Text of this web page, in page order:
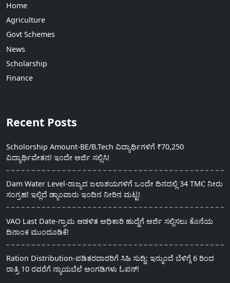
Home
Agriculture
Govt Schemes
News
Scholarship
Finance
Recent Posts
Scholorship Amount-BE/B.Tech ವಿದ್ಯಾರ್ಥಿಗಳಿಗೆ ₹70,250
ವಿದ್ಯಾರ್ಥಿವೇತನ! ಇಂದೇ ಅರ್ಜಿ ಸಲ್ಲಿಸಿ!
Dam Water Level-ರಾಜ್ಯದ ಜಲಾಶಯಗಳಿಗೆ ಒಂದೇ ದಿನದಲ್ಲಿ 34 TMC ನೀರು
ಸಂಗ್ರಹ! ಇಲ್ಲಿದೆ ಡ್ಯಾಂವಾರು ಇಂದಿನ ನೀರಿನ ಮಟ್ಟ!
VAO Last Date-ಗ್ರಾಮ ಆಡಳಿತ ಅಧಿಕಾರಿ ಹುದ್ದೆಗೆ ಅರ್ಜಿ ಸಲ್ಲಿಸಲು ಕೊನೆಯ
ದಿನಾಂಕ ಮುಂದೂಡಿಕೆ!
Ration Distribution-ಪಡಿತರದಾರರಿಗೆ ಸಿಹಿ ಸುದ್ದಿ: ಇನ್ಮುಂದೆ ಬೆಳಿಗ್ಗೆ 6 ರಿಂದ
ರಾತ್ರಿ 10 ರವರೆಗೆ ನ್ಯಾಯಬೆಲೆ ಅಂಗಡಿಗಳು ಓಪನ್!